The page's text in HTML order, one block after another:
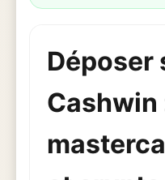
Déposer
Cashwin